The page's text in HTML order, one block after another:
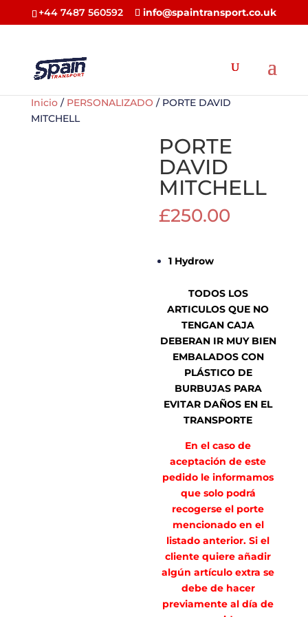
+44 7487 560592 info@spaintransport.co.uk
Inicio/ PERSONALIZADO / PORTE DAVID
MITCHELL
PORTE
DAVID
MITCHELL
£250.00
1 Hydrow
TODOS LOS
ARTICULOS QUE NO
TENGAN CAJA
DEBERAN IR MUY BIEN
EMBALADOS CON
PLÁSTICO DE
BURBUJAS PARA
EVITAR DAÑOS EN EL
TRANSPORTE
En el caso de
aceptación de este
pedido le informamos
que solo podrá
recogerse el porte
mencionado en el
listado anterior. Si el
cliente quiere añadir
algún artículo extra se
debe de hacer
previamente al día de